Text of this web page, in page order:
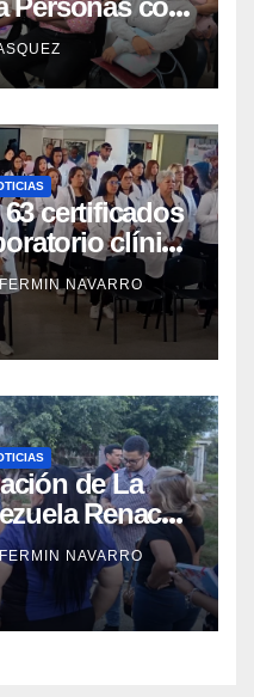
Personas con
Centro de
Arvelo
certificados
clínico
legal y
NAVARRO
de La
Renace
integral
El Niño y
NAVARRO